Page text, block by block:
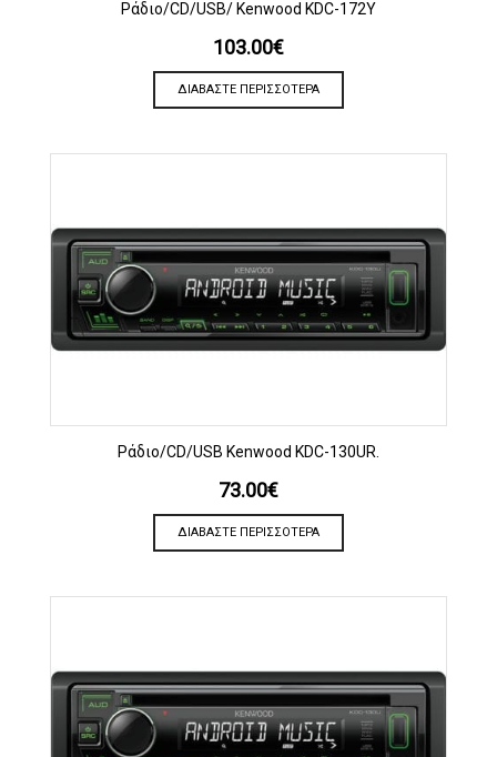
Ράδιο/CD/USB/ Kenwood KDC-172Y
103.00€
ΔΙΑΒΆΣΤΕ ΠΕΡΙΣΣΌΤΕΡΑ
Ράδιο/CD/USB Kenwood KDC-130UR.
73.00€
ΔΙΑΒΆΣΤΕ ΠΕΡΙΣΣΌΤΕΡΑ